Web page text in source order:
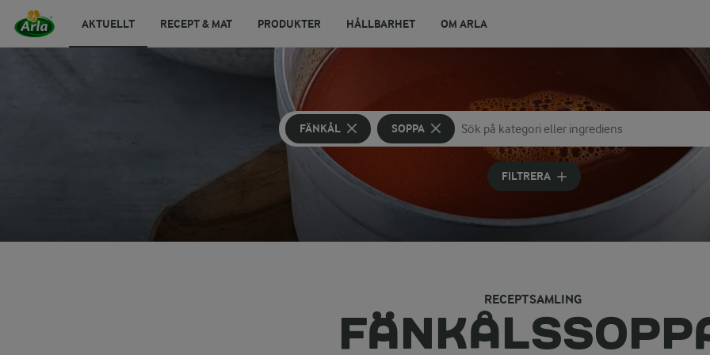
AKTUELLT RECEPT & MAT PRODUKTER HÅLLBARHET OM ARLA
FÄNKÅL SOPPA
Sök på kategori eller ingrediens
Skriv in sökord för att få förslag
FILTRERA
RECEPTSAMLING